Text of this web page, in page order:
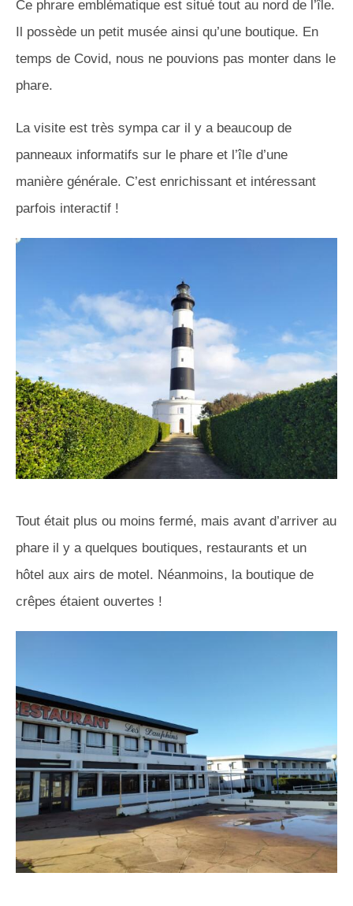
Ce phrare emblématique est situé tout au nord de l’île.
Il possède un petit musée ainsi qu’une boutique. En
temps de Covid, nous ne pouvions pas monter dans le
phare.
La visite est très sympa car il y a beaucoup de
panneaux informatifs sur le phare et l’île d’une
manière générale. C’est enrichissant et intéressant
parfois interactif !
Tout était plus ou moins fermé, mais avant d’arriver au
phare il y a quelques boutiques, restaurants et un
hôtel aux airs de motel. Néanmoins, la boutique de
crêpes étaient ouvertes !